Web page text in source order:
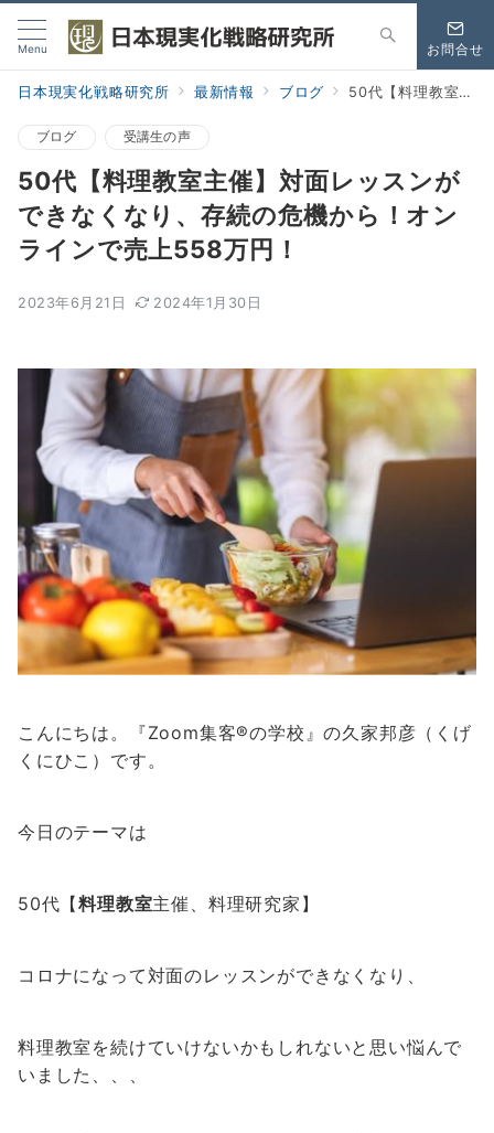
Menu お問合せ
日本現実化戦略研究所 最新情報 ブログ 50代【料理教室主催】対面レッスンができなくなり、存続の危機から！オンラインで売上558万円！
ブログ 受講生の声
50代【料理教室主催】対面レッスンが
できなくなり、存続の危機から！オン
ラインで売上558万円！
2023年6月21日 2024年1月30日
こんにちは。『Zoom集客®の学校』の久家邦彦（くげ
くにひこ）です。
今日のテーマは
50代【料理教室主催、料理研究家】
コロナになって対面のレッスンができなくなり、
料理教室を続けていけないかもしれないと思い悩んで
いました、、、